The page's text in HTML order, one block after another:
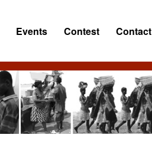
Events Contest Contact